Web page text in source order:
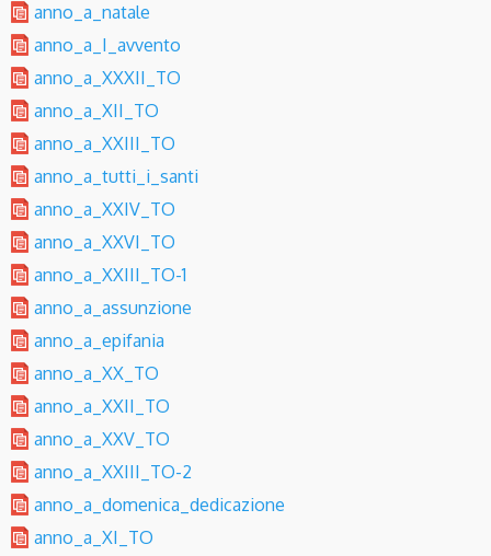
anno_a_natale
anno_a_I_avvento
anno_a_XXXII_TO
anno_a_XII_TO
anno_a_XXIII_TO
anno_a_tutti_i_santi
anno_a_XXIV_TO
anno_a_XXVI_TO
anno_a_XXIII_TO-1
anno_a_assunzione
anno_a_epifania
anno_a_XX_TO
anno_a_XXII_TO
anno_a_XXV_TO
anno_a_XXIII_TO-2
anno_a_domenica_dedicazione
anno_a_XI_TO